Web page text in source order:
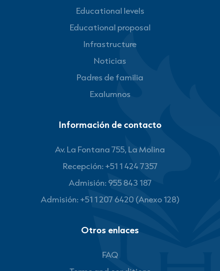
Educational levels
Educational proposal
Infrastructure
Noticias
Padres de familia
Exalumnos
Información de contacto
Av. La Fontana 755, La Molina
Recepción: +51 1 424 7357
Admisión: 955 843 187
Admisión: +51 1 207 6420 (Anexo 128)
Otros enlaces
FAQ